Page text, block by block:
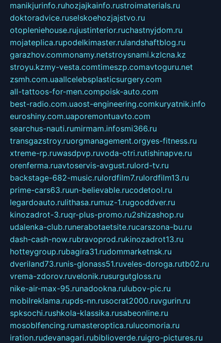
manikjurinfo.ruhozjajkainfo.rustroimaterials.ru
doktoradvice.ruselskoehozjajstvo.ru
otopleniehouse.rujustinterior.ruchastnyjdom.ru
mojateplica.rupodelkimaster.rulandshaftblog.ru
garazhov.commonamy.netstroysnami.kzlcna.kz
stroyu.kzmy-vesta.comtimeszp.comavtoguru.net
zsmh.com.uaallcelebsplasticsurgery.com
all-tattoos-for-men.compoisk-auto.com
best-radio.com.uaost-engineering.comkuryatnik.info
euroshiny.com.uaporemontuavto.com
searchus-nauti.rumirmam.infosmi366.ru
transgazstroy.ruorgmanagement.orgyes-fitness.ru
xtreme-rp.ruwasdpvp.ruvoda-otri.rutishinapve.ru
orenferma.ruavtoservis-avgust.rulord-tv.ru
backstage-682-music.rulordfilm7.rulordfilm13.ru
prime-cars63.ruun-believable.rucodetool.ru
legardoauto.rulithasa.rumuz-1.rugooddver.ru
kinozadrot-3.ruqr-plus-promo.ru2shizashop.ru
udalenka-club.runerabotaetsite.rucarszona-bu.ru
dash-cash-now.rubravoprod.rukinozadrot13.ru
hotteygroup.rubagira31.rudommarketnsk.ru
dveriland73.runis-glonass51.ruveles-doroga.rutb02.ru
vrema-zdorov.ruvelonik.rusurgutgloss.ru
nike-air-max-95.runadookna.rulubov-pic.ru
mobilreklama.rupds-nn.rusocrat2000.ruvgurin.ru
spksochi.rushkola-klassika.rusabeonline.ru
mosoblfencing.rumasteroptica.rulucomoria.ru
iration.rudevanagari.rubiblioverde.ruigro-pictures.ru